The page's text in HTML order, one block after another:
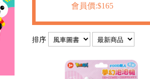
會員價:$165
排序